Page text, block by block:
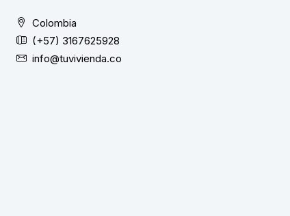
Colombia
(+57) 3167625928
info@tuvivienda.co